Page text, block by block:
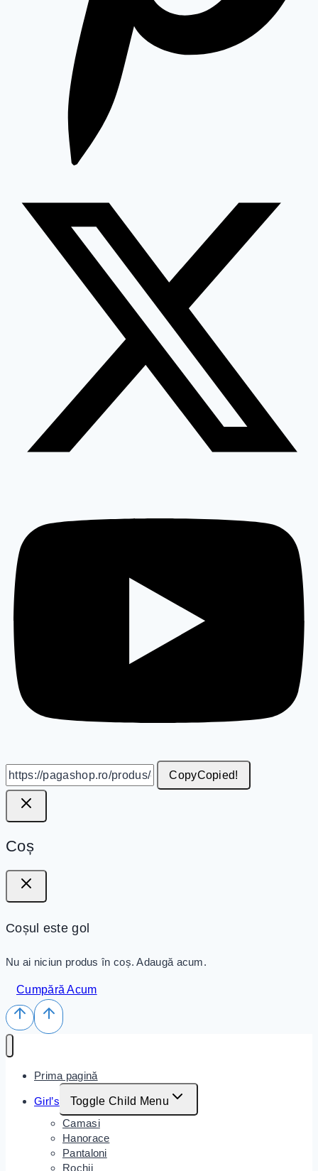
CopyCopied!
Coș
Coșul este gol
Nu ai niciun produs în coș. Adaugă acum.
Cumpără Acum
Prima pagină
Girl’s
Toggle Child Menu
Camasi
Hanorace
Pantaloni
Rochii